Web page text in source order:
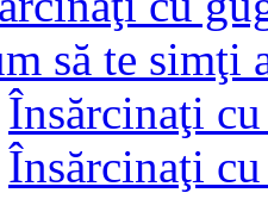
să te simţi
Însărcinaţi
Însărcinaţi